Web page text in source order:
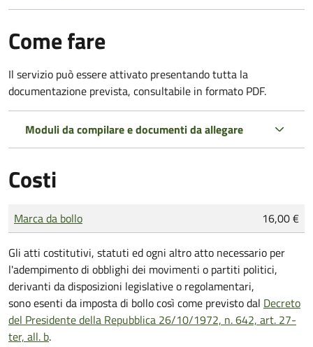
Come fare
Il servizio può essere attivato presentando tutta la
documentazione prevista, consultabile in formato PDF.
Moduli da compilare e documenti da allegare
Costi
Tipo di pagamento
Importo
Marca da bollo 16,00 €
Gli atti costitutivi, statuti ed ogni altro atto necessario per
l'adempimento di obblighi dei movimenti o partiti politici,
derivanti da disposizioni legislative o regolamentari,
sonoesenti da imposta di bollocosì come previsto dal Decreto
del Presidente della Repubblica 26/10/1972, n. 642, art. 27-
ter, all. b.